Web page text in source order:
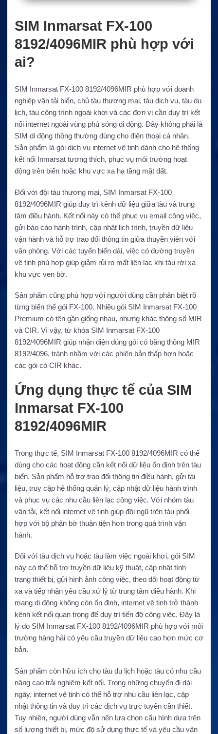
SIM Inmarsat FX-100
8192/4096MIR phù hợp với
ai?
SIM Inmarsat FX-100 8192/4096MIR phù hợp với doanh
nghiệp vận tải biển, chủ tàu thương mại, tàu dịch vụ, tàu du
lịch, tàu công trình ngoài khơi và các đơn vị cần duy trì kết
nối internet ngoài vùng phủ sóng di động. Đây không phải là
SIM di động thông thường dùng cho điện thoại cá nhân.
Sản phẩm là gói dịch vụ internet vệ tinh dành cho hệ thống
kết nối Inmarsat tương thích, phục vụ môi trường hoạt
động trên biển hoặc khu vực xa hạ tầng mặt đất.
Đối với đội tàu thương mại, SIM Inmarsat FX-100
8192/4096MIR giúp duy trì kênh dữ liệu giữa tàu và trung
tâm điều hành. Kết nối này có thể phục vụ email công việc,
gửi báo cáo hành trình, cập nhật lịch trình, truyền dữ liệu
vận hành và hỗ trợ trao đổi thông tin giữa thuyền viên với
văn phòng. Với các tuyến biển dài, việc có đường truyền
vệ tinh phù hợp giúp giảm rủi ro mất liên lạc khi tàu rời xa
khu vực ven bờ.
Sản phẩm cũng phù hợp với người dùng cần phân biệt rõ
từng biến thể gói FX-100. Nhiều gói SIM Inmarsat FX-100
Premium có tên gần giống nhau, nhưng khác thông số MIR
và CIR. Vì vậy, từ khóa SIM Inmarsat FX-100
8192/4096MIR giúp nhận diện đúng gói có băng thông MIR
8192/4096, tránh nhầm với các phiên bản thấp hơn hoặc
các gói có CIR khác.
Ứng dụng thực tế của SIM
Inmarsat FX-100
8192/4096MIR
Trong thực tế, SIM Inmarsat FX-100 8192/4096MIR có thể
dùng cho các hoạt động cần kết nối dữ liệu ổn định trên tàu
biển. Sản phẩm hỗ trợ trao đổi thông tin điều hành, gửi tài
liệu, truy cập hệ thống quản lý, cập nhật dữ liệu hành trình
và phục vụ các nhu cầu liên lạc công việc. Với nhóm tàu
vận tải, kết nối internet vệ tinh giúp đội ngũ trên tàu phối
hợp với bộ phận bờ thuận tiện hơn trong quá trình vận
hành.
Đối với tàu dịch vụ hoặc tàu làm việc ngoài khơi, gói SIM
này có thể hỗ trợ truyền dữ liệu kỹ thuật, cập nhật tình
trạng thiết bị, gửi hình ảnh công việc, theo dõi hoạt động từ
xa và tiếp nhận yêu cầu xử lý từ trung tâm điều hành. Khi
mạng di động không còn ổn định, internet vệ tinh trở thành
kênh kết nối quan trọng để duy trì tiến độ công việc. Đây là
lý do SIM Inmarsat FX-100 8192/4096MIR phù hợp với môi
trường hàng hải có yêu cầu truyền dữ liệu cao hơn mức cơ
bản.
Sản phẩm còn hữu ích cho tàu du lịch hoặc tàu có nhu cầu
nâng cao trải nghiệm kết nối. Trong những chuyến đi dài
ngày, internet vệ tinh có thể hỗ trợ nhu cầu liên lạc, cập
nhật thông tin và duy trì các dịch vụ trực tuyến cần thiết.
Tuy nhiên, người dùng vẫn nên lựa chọn cấu hình dựa trên
số lượng thiết bị, mức độ sử dụng thực tế và yêu cầu vận